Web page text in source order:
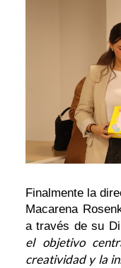
Finalmente la
Macarena
a través de su
el objetivo
creatividad y la